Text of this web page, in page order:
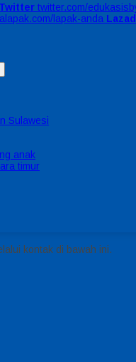
Twitter twitter.com/
lapak-anda
Sulawesi
anak
timur
kontak di bawah ini.